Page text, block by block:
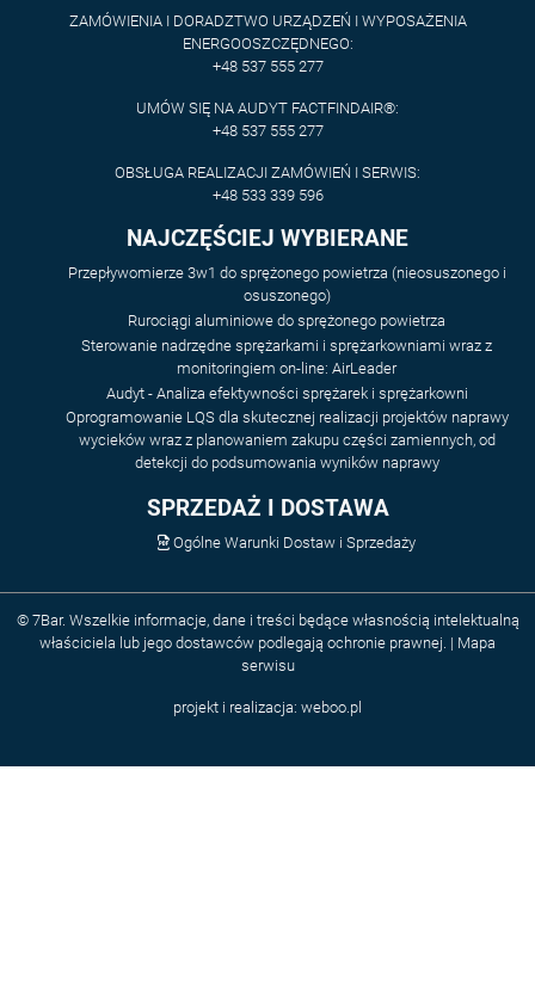
ZAMÓWIENIA I DORADZTWO URZĄDZEŃ I WYPOSAŻENIA
ENERGOOSZCZĘDNEGO:
+48 537 555 277
UMÓW SIĘ NA AUDYT FACTFINDAIR®:
+48 537 555 277
OBSŁUGA REALIZACJI ZAMÓWIEŃ I SERWIS:
+48 533 339 596
NAJCZĘŚCIEJ WYBIERANE
Przepływomierze 3w1 do sprężonego powietrza (nieosuszonego i
osuszonego)
Rurociągi aluminiowe do sprężonego powietrza
Sterowanie nadrzędne sprężarkami i sprężarkowniami wraz z
monitoringiem on-line: AirLeader
Audyt - Analiza efektywności sprężarek i sprężarkowni
Oprogramowanie LQS dla skutecznej realizacji projektów naprawy
wycieków wraz z planowaniem zakupu części zamiennych, od
detekcji do podsumowania wyników naprawy
SPRZEDAŻ I DOSTAWA
Ogólne Warunki Dostaw i Sprzedaży
© 7Bar. Wszelkie informacje, dane i treści będące własnością intelektualną
właściciela lub jego dostawców podlegają ochronie prawnej. | Mapa
serwisu
projekt i realizacja: weboo.pl